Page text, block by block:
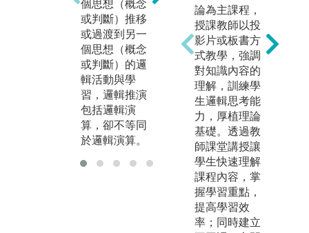
個思想（概念
或判斷）推移
或過渡到另一
個思想（概念
或判斷）的邏
輯活動與學
習，邏輯推演
包括邏輯演
算，卻不等同
於邏輯演算。
一個單位的集
體性學習，學
生之間的互相
學習、互相交
流、互相啟
發、共同進
步。
論為主課程，
授課教師以投
影片或板書方
式教學，強調
對知識內容的
理解，訓練學
生邏輯思考能
力，厚植理論
基礎。透過教
師課堂講授讓
學生快速理解
課程內容，掌
握學習重點，
提高學習效
率；同時建立